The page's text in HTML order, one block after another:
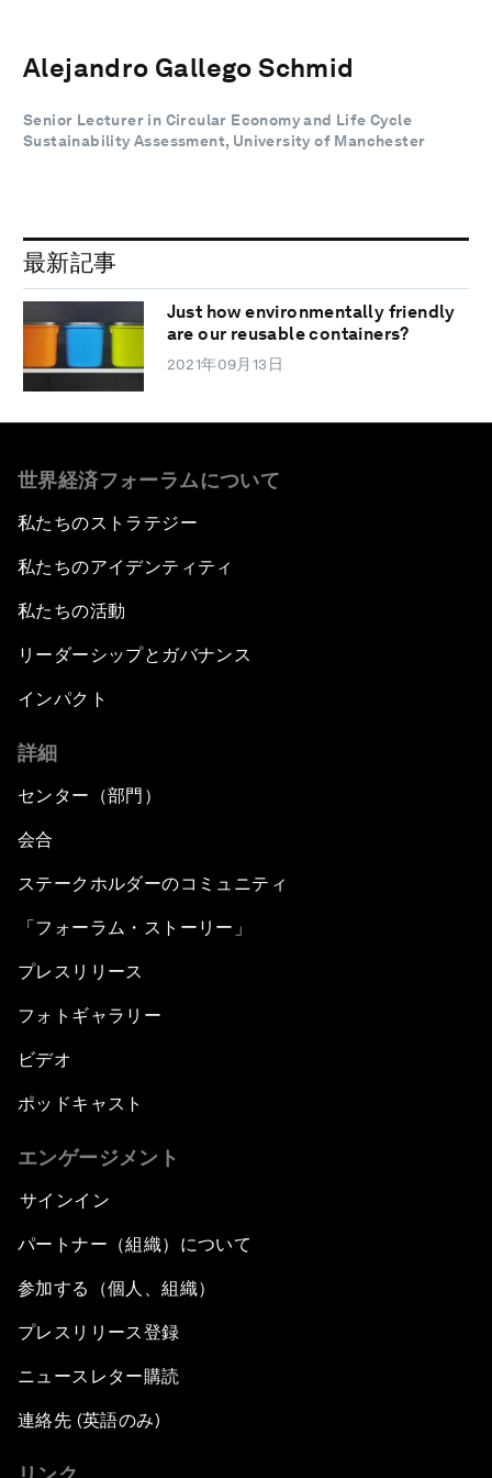
Alejandro Gallego Schmid
Senior Lecturer in Circular Economy and Life Cycle
Sustainability Assessment, University of Manchester
最新記事
Just how environmentally friendly
are our reusable containers?
2021年09月13日
世界経済フォーラムについて
私たちのストラテジー
私たちのアイデンティティ
私たちの活動
リーダーシップとガバナンス
インパクト
詳細
センター（部門）
会合
ステークホルダーのコミュニティ
「フォーラム・ストーリー」
プレスリリース
フォトギャラリー
ビデオ
ポッドキャスト
エンゲージメント
サインイン
パートナー（組織）について
参加する（個人、組織）
プレスリリース登録
ニュースレター購読
連絡先 (英語のみ)